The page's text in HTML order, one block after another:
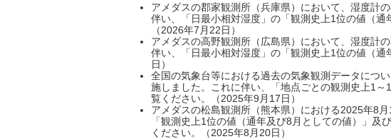
アメダスの郡家観測所（兵庫県）において、湿度計
伴い、「日最小相対湿度」の「観測史上1位の値（
（2026年7月22日）
アメダスの高野観測所（広島県）において、湿度計
伴い、「日最小相対湿度」の「観測史上1位の値（
日）
全国の気象台等における過去の気象観測データにつ
施しました。これに伴い、「地点ごとの観測史上1
覧ください。（2025年9月17日）
アメダスの松島観測所（熊本県）における2025年8
「観測史上1位の値（通年及び8月としての値）」
ください。（2025年8月20日）